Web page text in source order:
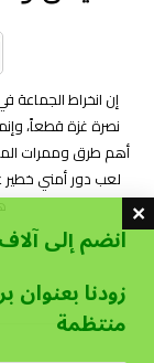
إن انخراط
نصرة غزة قطعاً،
أهم طرق وممرات
لعب دور أمني خطير
انضم إلى
زودنا
منتظمة